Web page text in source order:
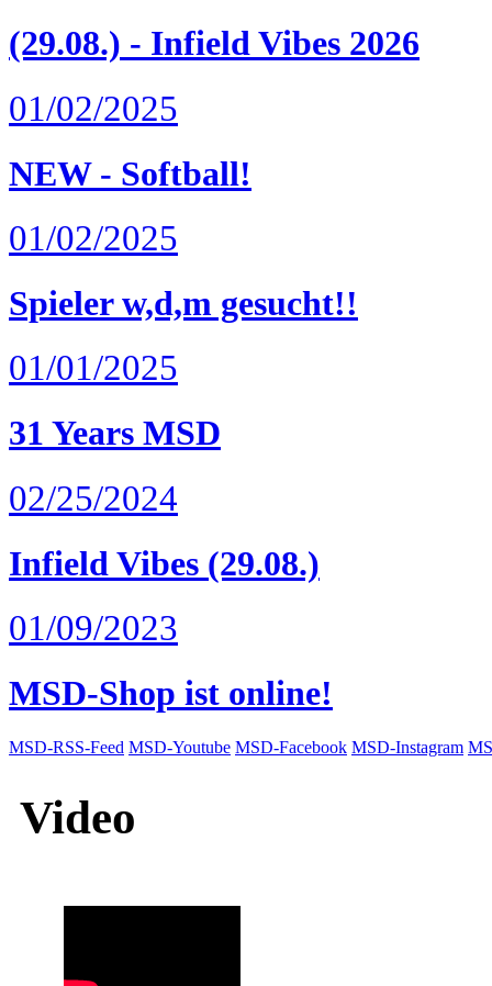
(29.08.) - Infield Vibes 2026
01/02/2025
NEW - Softball!
01/02/2025
Spieler w,d,m gesucht!!
01/01/2025
31 Years MSD
02/25/2024
Infield Vibes (29.08.)
01/09/2023
MSD-Shop ist online!
MSD-RSS-Feed MSD-Youtube MSD-Facebook MSD-Instagram
Video